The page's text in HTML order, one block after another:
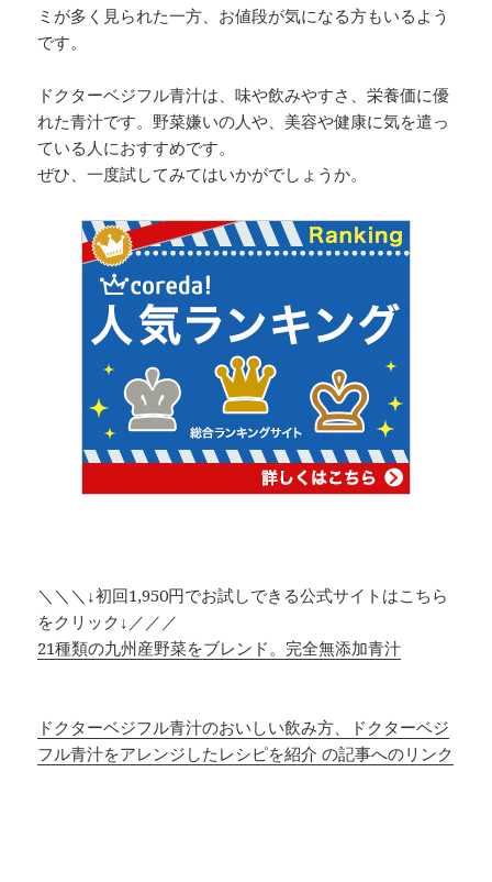
ミが多く見られた一方、お値段が気になる方もいるよう
です。
ドクターベジフル青汁は、味や飲みやすさ、栄養価に優
れた青汁です。野菜嫌いの人や、美容や健康に気を遣っ
ている人におすすめです。
ぜひ、一度試してみてはいかがでしょうか。
＼＼＼↓初回1,950円でお試しできる公式サイトはこちら
をクリック↓／／／
21種類の九州産野菜をブレンド。完全無添加青汁
ドクターベジフル青汁のおいしい飲み方、ドクターベジ
フル青汁をアレンジしたレシピを紹介 の記事へのリンク